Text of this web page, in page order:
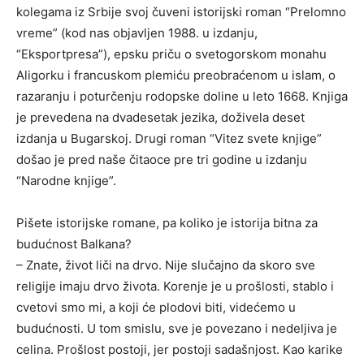
kolegama iz Srbije svoj čuveni istorijski roman “Prelomno
vreme” (kod nas objavljen 1988. u izdanju,
“Eksportpresa”), epsku priču o svetogorskom monahu
Aligorku i francuskom plemiću preobraćenom u islam, o
razaranju i poturčenju rodopske doline u leto 1668. Knjiga
je prevedena na dvadesetak jezika, doživela deset
izdanja u Bugarskoj. Drugi roman “Vitez svete knjige”
došao je pred naše čitaoce pre tri godine u izdanju
“Narodne knjige”.
Pišete istorijske romane, pa koliko je istorija bitna za
budućnost Balkana?
– Znate, život liči na drvo. Nije slučajno da skoro sve
religije imaju drvo života. Korenje je u prošlosti, stablo i
cvetovi smo mi, a koji će plodovi biti, videćemo u
budućnosti. U tom smislu, sve je povezano i nedeljiva je
celina. Prošlost postoji, jer postoji sadašnjost. Kao karike